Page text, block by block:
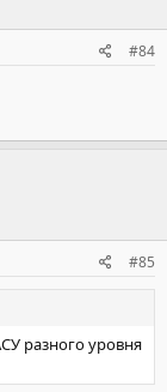
#84
#85
разного уровня